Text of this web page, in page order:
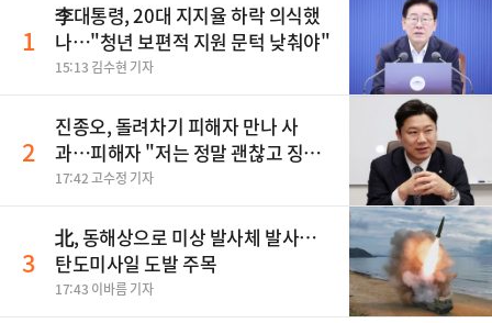
1
李대통령, 20대 지지율 하락 의식했
나…"청년 보편적 지원 문턱 낮춰야"
15:13 김수현 기자
2
진종오, 돌려차기 피해자 만나 사
과…피해자 "저는 정말 괜찮고 징계
원치 않아"
17:42 고수정 기자
3
北, 동해상으로 미상 발사체 발사…
탄도미사일 도발 주목
17:43 이바름 기자